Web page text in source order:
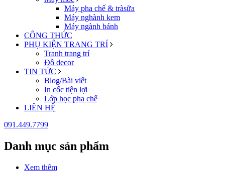
Máy pha chế & tràsữa
Máy nghành kem
Máy ngành bánh
CÔNG THỨC
PHỤ KIỆN TRANG TRÍ
Tranh trang trí
Đồ decor
TIN TỨC
Blog/Bài viết
In cốc tiện lợi
Lớp học pha chế
LIÊN HỆ
091.449.7799
Danh mục sản phẩm
Xem thêm